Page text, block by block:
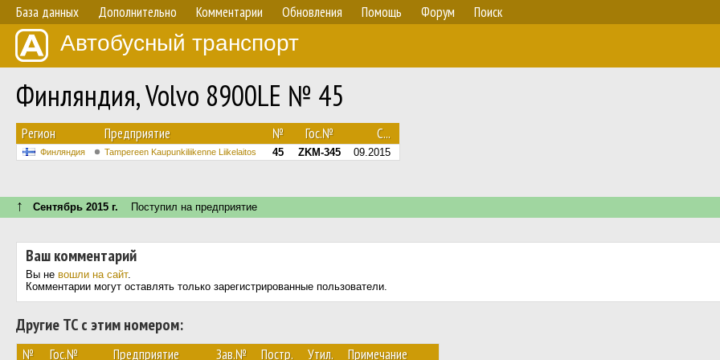
База данных Дополнительно Комментарии Обновления Помощь Форум Поиск
Автобусный транспорт
Финляндия, Volvo 8900LE № 45
Регион Предприятие № Гос.№ С...
Финляндия Tampereen Kaupunkiliikenne Liikelaitos 45 ZKM-345 09.2015
↑ Сентябрь 2015 г. Поступил на предприятие
Ваш комментарий
Вы не вошли на сайт.
Комментарии могут оставлять только зарегистрированные пользователи.
Другие ТС с этим номером:
№ Гос.№ Предприятие Зав.№ Постр. Утил. Примечание